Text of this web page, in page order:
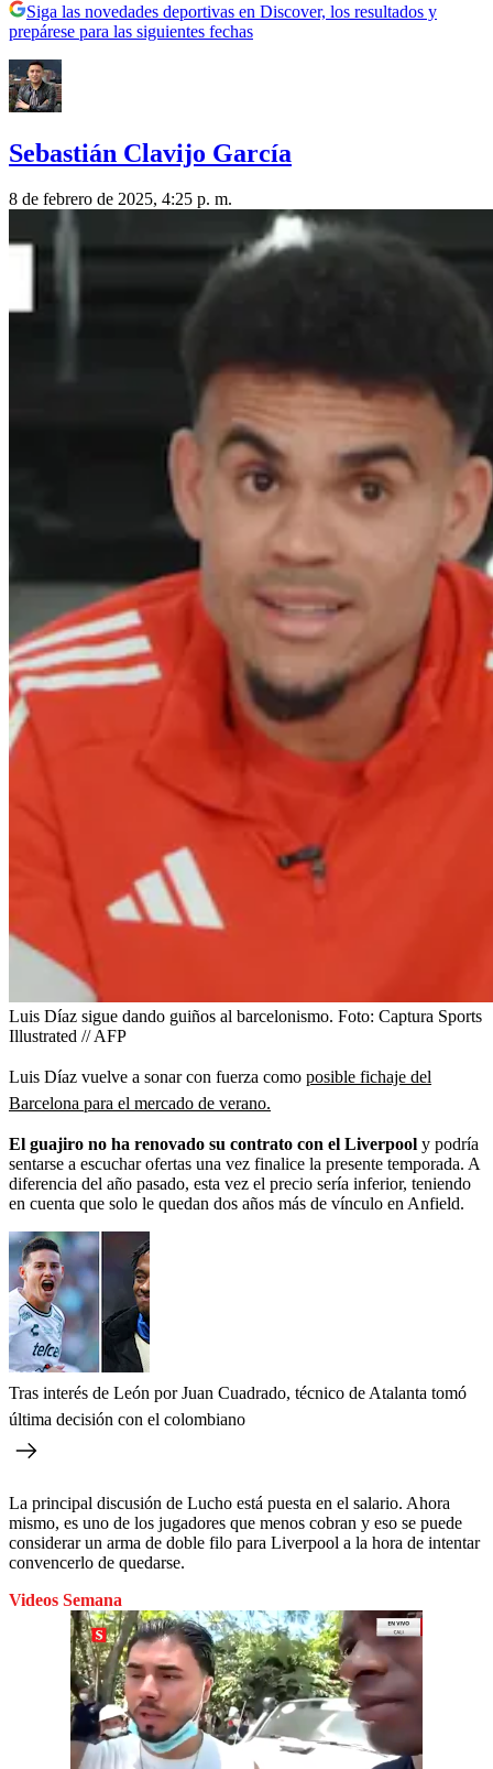
Siga las novedades deportivas en Discover, los resultados y
prepárese para las siguientes fechas
Sebastián Clavijo García
8 de febrero de 2025, 4:25 p. m.
Luis Díaz sigue dando guiños al barcelonismo. Foto: Captura Sports
Illustrated // AFP
Luis Díaz vuelve a sonar con fuerza como posible fichaje del
Barcelona para el mercado de verano.
El guajiro no ha renovado su contrato con el Liverpool y podría
sentarse a escuchar ofertas una vez finalice la presente temporada. A
diferencia del año pasado, esta vez el precio sería inferior, teniendo
en cuenta que solo le quedan dos años más de vínculo en Anfield.
Tras interés de León por Juan Cuadrado, técnico de Atalanta tomó
última decisión con el colombiano
La principal discusión de Lucho está puesta en el salario. Ahora
mismo, es uno de los jugadores que menos cobran y eso se puede
considerar un arma de doble filo para Liverpool a la hora de intentar
convencerlo de quedarse.
Videos Semana